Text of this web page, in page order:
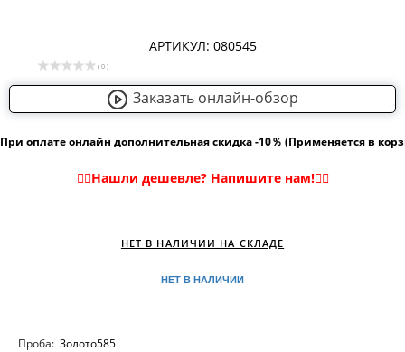
АРТИКУЛ: 080545
( 0 )
Заказать онлайн-обзор
При оплате онлайн дополнительная скидка -10％ (Применяется в
НЕТ В НАЛИЧИИ
НЕТ В НАЛИЧИИ НА СКЛАДЕ
Проба: Золото585